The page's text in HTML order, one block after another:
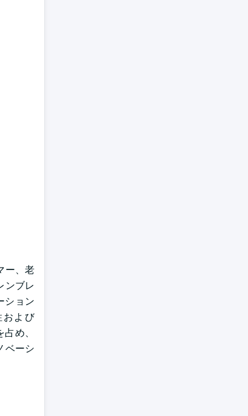
ー、老
ンブレ
ション
よび
め、
ベーシ